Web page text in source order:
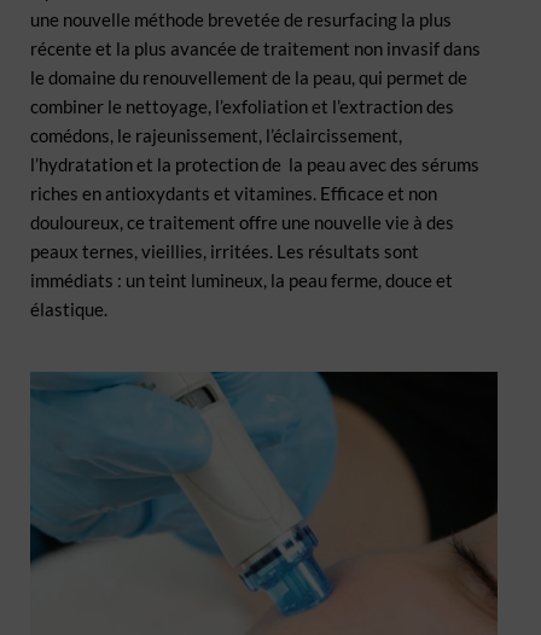
une nouvelle méthode brevetée de resurfacing la plus
récente et la plus avancée de traitement non invasif dans
le domaine du renouvellement de la peau, qui permet de
combiner le nettoyage, l’exfoliation et l’extraction des
comédons, le rajeunissement, l’éclaircissement,
l’hydratation et la protection de la peau avec des sérums
riches en antioxydants et vitamines. Efficace et non
douloureux, ce traitement offre une nouvelle vie à des
peaux ternes, vieillies, irritées. Les résultats sont
immédiats : un teint lumineux, la peau ferme, douce et
élastique.